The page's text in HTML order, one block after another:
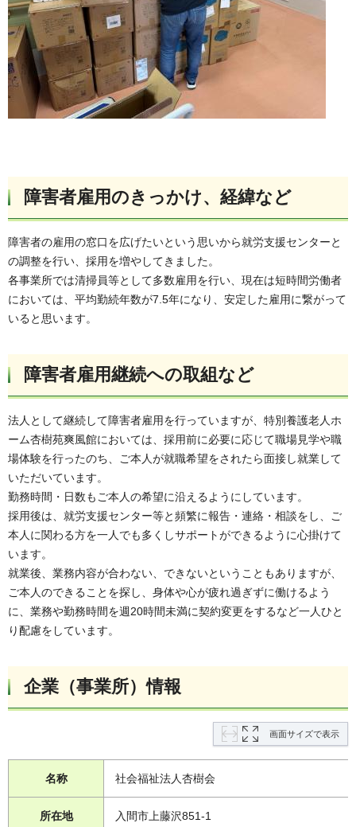
障害者雇用のきっかけ、経緯など
障害者の雇用の窓口を広げたいという思いから就労支援センターと
の調整を行い、採用を増やしてきました。
各事業所では清掃員等として多数雇用を行い、現在は短時間労働者
においては、平均勤続年数が7.5年になり、安定した雇用に繋がって
いると思います。
障害者雇用継続への取組など
法人として継続して障害者雇用を行っていますが、特別養護老人ホ
ーム杏樹苑爽風館においては、採用前に必要に応じて職場見学や職
場体験を行ったのち、ご本人が就職希望をされたら面接し就業して
いただいています。
勤務時間・日数もご本人の希望に沿えるようにしています。
採用後は、就労支援センター等と頻繁に報告・連絡・相談をし、ご
本人に関わる方を一人でも多くしサポートができるように心掛けて
います。
就業後、業務内容が合わない、できないということもありますが、
ご本人のできることを探し、身体や心が疲れ過ぎずに働けるよう
に、業務や勤務時間を週20時間未満に契約変更をするなど一人ひと
り配慮をしています。
企業（事業所）情報
画面サイズで表示
名称 社会福祉法人杏樹会
所在地 入間市上藤沢851-1